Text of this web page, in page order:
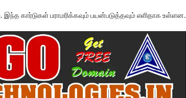
இந்த கார்டுகள் பராமரிக்கவும் பயன்படுத்தவும் எளிதாக உள்ளன.